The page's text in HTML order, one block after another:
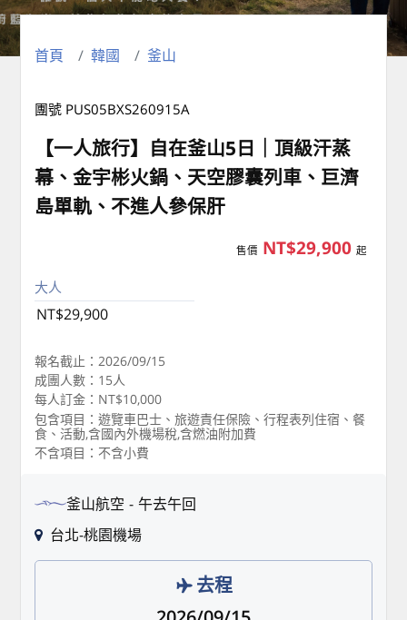
首頁 韓國 釜山
團號 PUS05BXS260915A
【一人旅行】自在釜山5日｜頂級汗蒸
幕、金宇彬火鍋、天空膠囊列車、巨濟
島單軌、不進人參保肝
售價 NT$29,900 起
大人
NT$29,900
報名截止：2026/09/15
成團人數：15人
每人訂金：NT$10,000
包含項目：遊覽車巴士、旅遊責任保險、行程表列住宿、餐
食、活動,含國內外機場稅,含燃油附加費
不含項目：不含小費
釜山航空
午去午回
台北-桃園機場
去程